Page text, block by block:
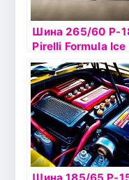
Шина 265/60 Р-
Pirelli Formula Ice
110T б/к шип